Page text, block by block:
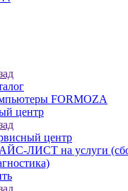
FORMOZA
центр
центр
ЛИСТ на услуги